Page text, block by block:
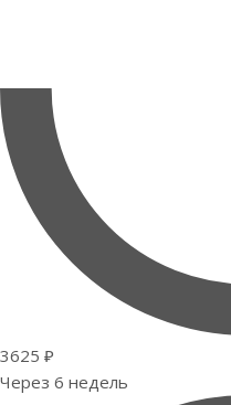
3625 ₽
Через 6 недель